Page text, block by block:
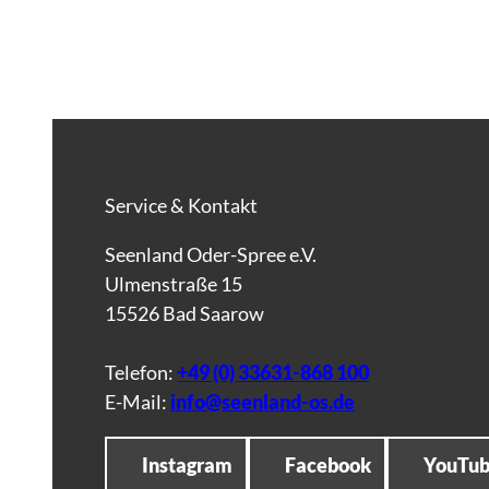
Service & Kontakt
Seenland Oder-Spree e.V.
Ulmenstraße 15
15526 Bad Saarow
Telefon:+49 (0) 33631-868 100
E-Mail: info@seenland-os.de
Instagram Facebook